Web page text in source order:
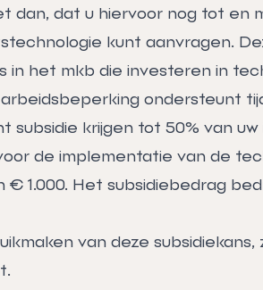
dan, dat u hiervoor nog tot en
kunt aanvragen.
in het mkb die investeren in
ondersteunt
subsidie krijgen tot 50% van
de implementatie van de
€ 1.000. Het subsidiebedrag
van deze